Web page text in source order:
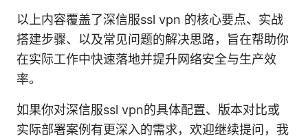
以上内容覆盖了深信服ssl vpn 的核心要点、实战
搭建步骤、以及常见问题的解决思路，旨在帮助你
在实际工作中快速落地并提升网络安全与生产效
率。
如果你对深信服ssl vpn的具体配置、版本对比或
实际部署案例有更深入的需求，欢迎继续提问，我